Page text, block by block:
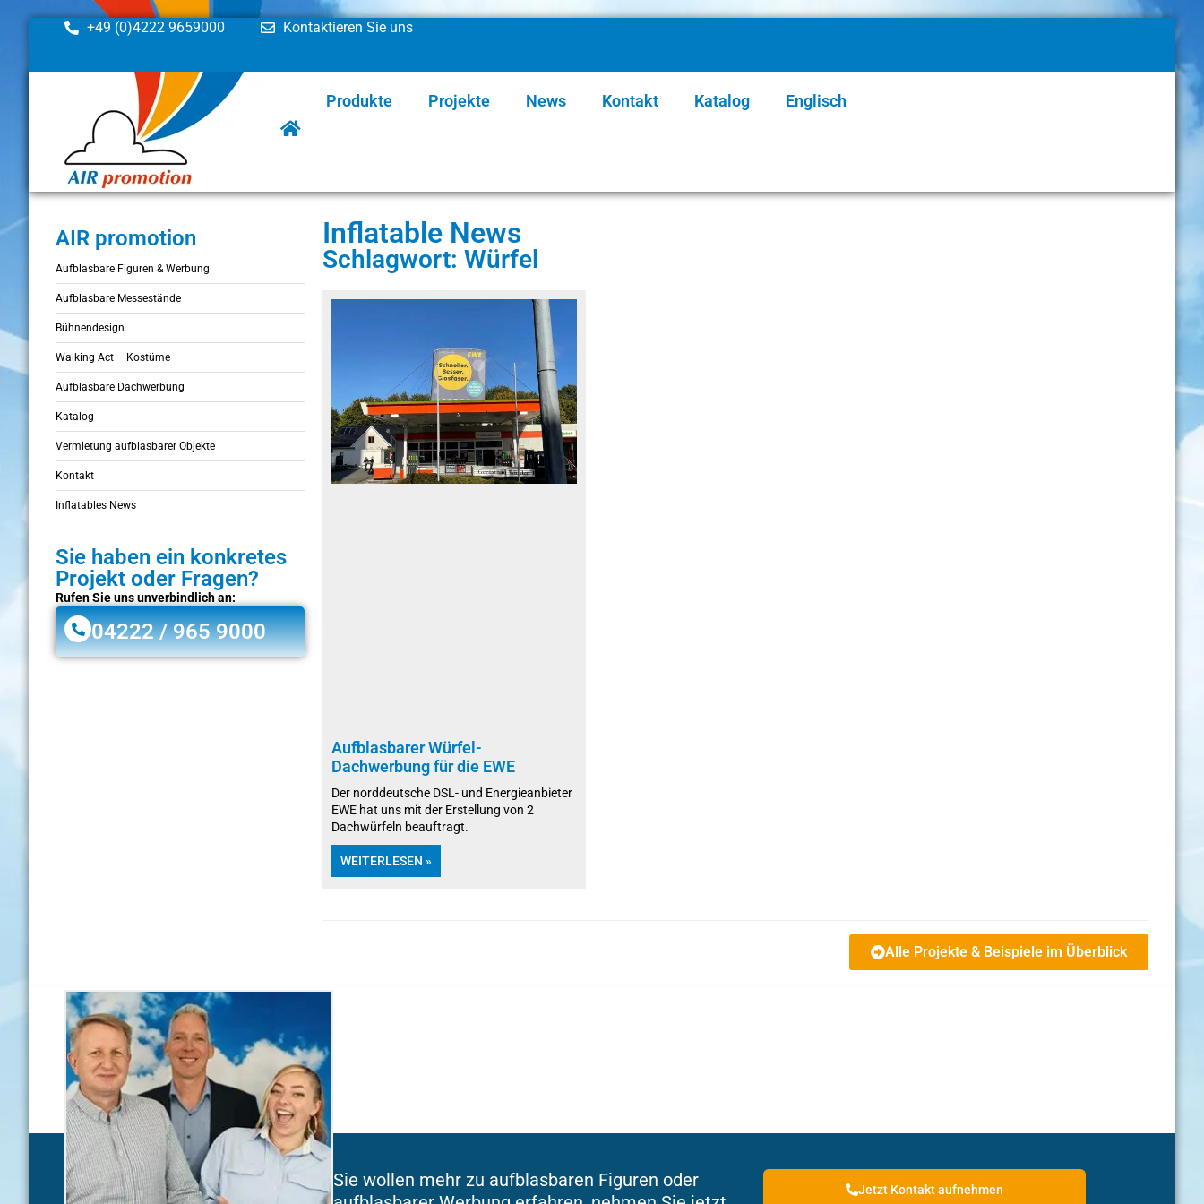
+49 (0)4222 9659000 Kontaktieren Sie uns
Produkte Projekte News Kontakt Katalog Englisch
AIR promotion
Aufblasbare Figuren & Werbung
Aufblasbare Messestände
Bühnendesign
Walking Act – Kostüme
Aufblasbare Dachwerbung
Katalog
Vermietung aufblasbarer Objekte
Kontakt
Inflatables News
Sie haben ein konkretes
Projekt oder Fragen?
Rufen Sie uns unverbindlich an:
04222 / 965 9000
Inflatable News
Schlagwort: Würfel
Aufblasbarer Würfel-
Dachwerbung für die EWE
Der norddeutsche DSL- und Energieanbieter
EWE hat uns mit der Erstellung von 2
Dachwürfeln beauftragt.
WEITERLESEN »
Alle Projekte & Beispiele im Überblick
Sie wollen mehr zu aufblasbaren Figuren oder
Jetzt Kontakt aufnehmen